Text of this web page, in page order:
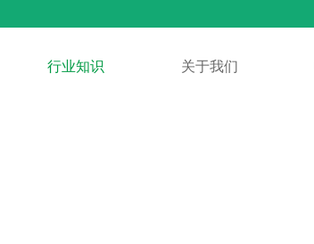
行业知识 关于我们
行业知识 关于我们